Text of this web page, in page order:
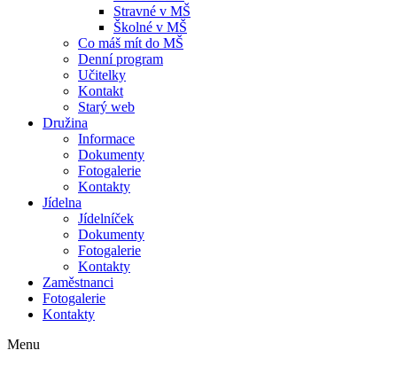
Stravné v MŠ
Školné v MŠ
Co máš mít do MŠ
Denní program
Učitelky
Kontakt
Starý web
Družina
Informace
Dokumenty
Fotogalerie
Kontakty
Jídelna
Jídelníček
Dokumenty
Fotogalerie
Kontakty
Zaměstnanci
Fotogalerie
Kontakty
Menu